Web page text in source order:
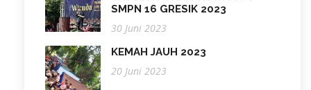
SMPN 16 GRESIK 2023
30 Juni 2023
KEMAH JAUH 2023
20 Juni 2023